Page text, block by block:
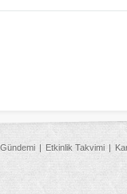
Etkinlik Takvimi